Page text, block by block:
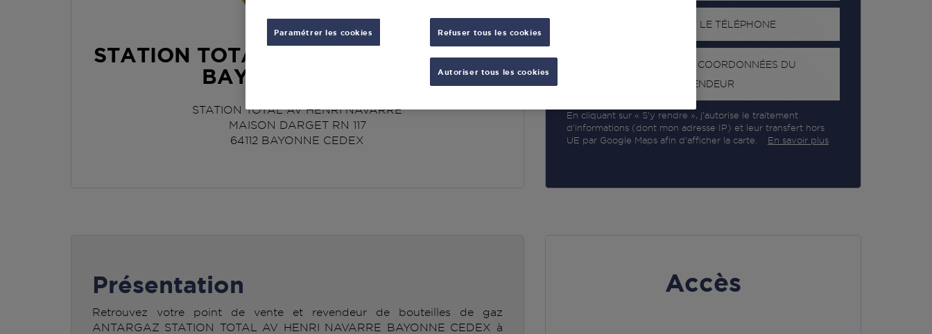
STATION TOTAL AV HENRI NAVARRE
BAYONNE CEDEX
STATION TOTAL AV HENRI NAVARRE
MAISON DARGET RN 117
64112 BAYONNE CEDEX
AFFICHER LE TÉLÉPHONE
RECEVOIR LES COORDONNÉES DU
REVENDEUR
En cliquant sur « S’y rendre », j’autorise le traitement
d’informations (dont mon adresse IP) et leur transfert hors
UE par Google Maps afin d’afficher la carte.
En savoir plus
Accès
Présentation
Retrouvez votre point de vente et revendeur de bouteilles de gaz
ANTARGAZ STATION TOTAL AV HENRI NAVARRE BAYONNE CEDEX à
Paramétrer les cookies Refuser tous les cookies
Autoriser tous les cookies